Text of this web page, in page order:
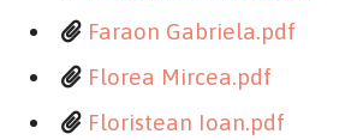
Faraon Gabriela.pdf
Florea Mircea.pdf
Floristean Ioan.pdf